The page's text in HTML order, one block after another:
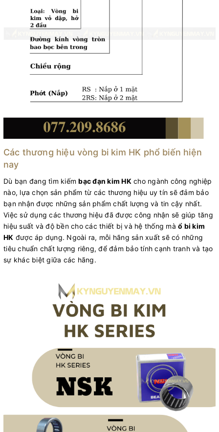
Các thương hiệu vòng bi kim HK phổ biến hiện
nay
Dù bạn đang tìm kiếmbạc đạn kim HK cho ngành công nghiệp
nào, lựa chọn sản phẩm từ các thương hiệu uy tín sẽ đảm bảo
bạn nhận được những sản phẩm chất lượng và tin cậy nhất.
Việc sử dụng các thương hiệu đã được công nhận sẽ giúp tăng
hiệu suất và độ bền cho các thiết bị và hệ thống mà ổ bi kim
HK được áp dụng. Ngoài ra, mỗi hãng sản xuất sẽ có những
tiêu chuẩn chất lượng riêng, để đảm bảo tính cạnh tranh và tạo
sự khác biệt giữa các hãng.